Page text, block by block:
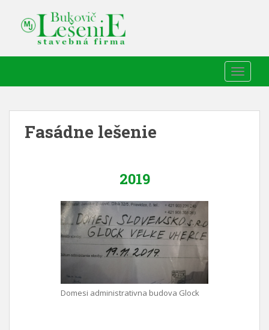
Fasádne lešenie
2019
Domesi administrativna budova Glock